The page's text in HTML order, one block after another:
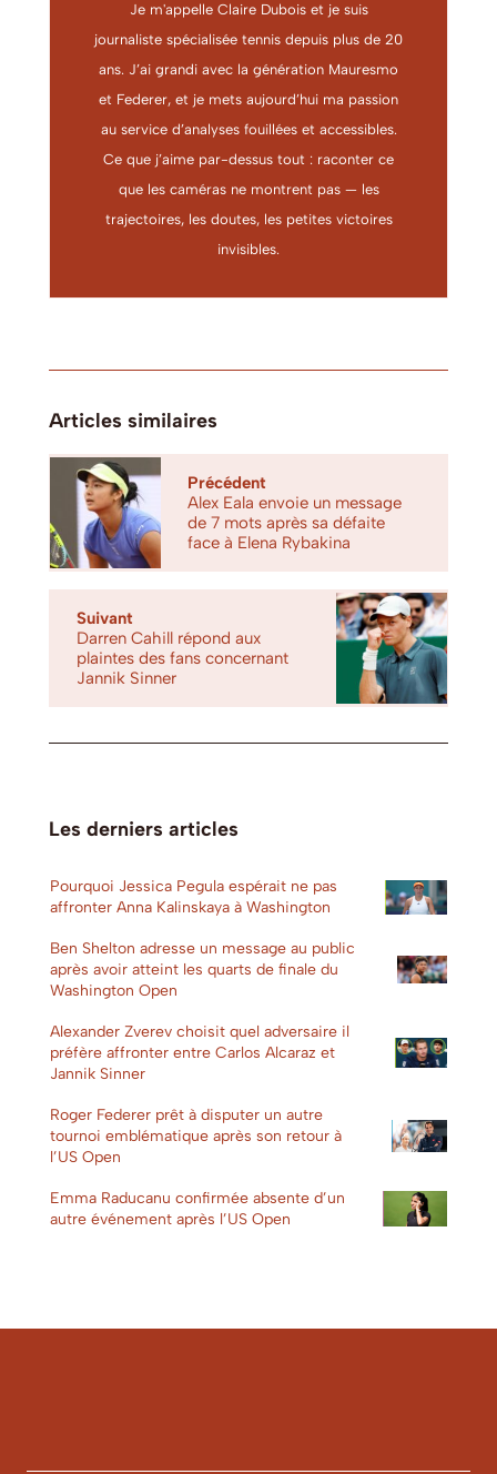
Je m'appelle Claire Dubois et je suis
journaliste spécialisée tennis depuis plus de 20
ans. J’ai grandi avec la génération Mauresmo
et Federer, et je mets aujourd’hui ma passion
au service d’analyses fouillées et accessibles.
Ce que j’aime par-dessus tout : raconter ce
que les caméras ne montrent pas — les
trajectoires, les doutes, les petites victoires
invisibles.
Articles similaires
Précédent
Alex Eala envoie un message
de 7 mots après sa défaite
face à Elena Rybakina
Suivant
Darren Cahill répond aux
plaintes des fans concernant
Jannik Sinner
Les derniers articles
Pourquoi Jessica Pegula espérait ne pas
affronter Anna Kalinskaya à Washington
Ben Shelton adresse un message au public
après avoir atteint les quarts de finale du
Washington Open
Alexander Zverev choisit quel adversaire il
préfère affronter entre Carlos Alcaraz et
Jannik Sinner
Roger Federer prêt à disputer un autre
tournoi emblématique après son retour à
l’US Open
Emma Raducanu confirmée absente d’un
autre événement après l’US Open